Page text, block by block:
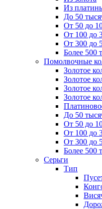
Из
До 50
От 50 до
От 100 до
От 300 до
Более 500
Помолвочные
Золотое
Золотое
Золотое
Золотое
До 50
От 50 до
От 100 до
От 300 до
Более 500
Серьги
Тип